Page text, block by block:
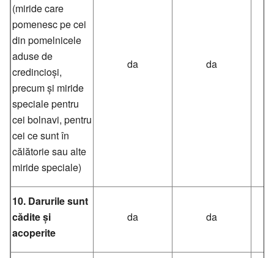
(miride care
pomenesc pe cei
din pomelnicele
aduse de
credincioși,
precum și miride
speciale pentru
cei bolnavi, pentru
cei ce sunt în
călătorie sau alte
miride speciale)
da da
10. Darurile sunt
cădite și
acoperite
da da